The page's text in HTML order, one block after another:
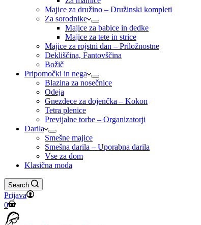
Majice za družino – Družinski kompleti
Za sorodnike
Majice za babice in dedke
Majice za tete in strice
Majice za rojstni dan – Priložnostne
Dekliščina, Fantovščina
Božič
Pripomočki in nega
Blazina za nosečnice
Odeja
Gnezdece za dojenčka – Kokon
Tetra plenice
Previjalne torbe – Organizatorji
Darila
Smešne majice
Smešna darila – Uporabna darila
Vse za dom
Klasična moda
Search
Prijava
Shopping
cart
0